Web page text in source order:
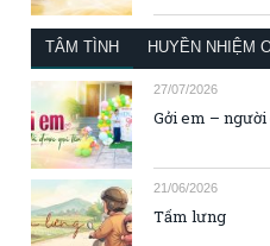
TÂM TÌNH HUYỀN NHIỆM
27/07/2026
Gởi em –
21/06/2026
Tấm lưng